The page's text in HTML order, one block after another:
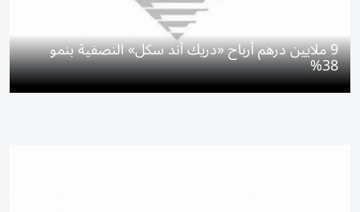
9 ملايين درهم أرباح «دريك أند سكل» النصفية بنمو
38%